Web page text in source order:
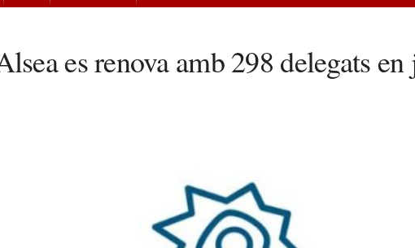
es renova amb 298 delegats en